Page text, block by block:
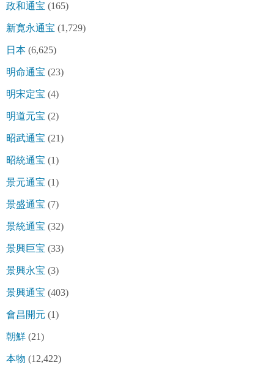
政和通宝 (165)
新寛永通宝 (1,729)
日本 (6,625)
明命通宝 (23)
明宋定宝 (4)
明道元宝 (2)
昭武通宝 (21)
昭統通宝 (1)
景元通宝 (1)
景盛通宝 (7)
景統通宝 (32)
景興巨宝 (33)
景興永宝 (3)
景興通宝 (403)
會昌開元 (1)
朝鮮 (21)
本物 (12,422)